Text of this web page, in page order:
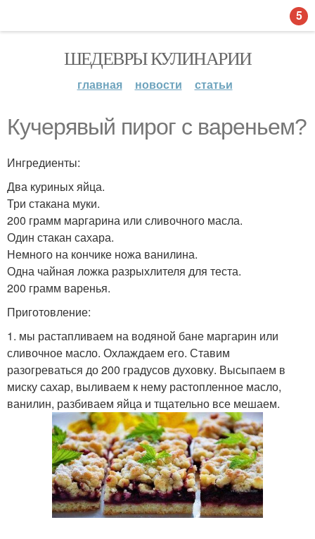
ШЕДЕВРЫ КУЛИНАРИИ
главная новости статьи
Кучерявый пирог с вареньем?
Ингредиенты:
Два куриных яйца.
Три стакана муки.
200 грамм маргарина или сливочного масла.
Один стакан сахара.
Немного на кончике ножа ванилина.
Одна чайная ложка разрыхлителя для теста.
200 грамм варенья.
Приготовление:
1. мы растапливаем на водяной бане маргарин или
сливочное масло. Охлаждаем его. Ставим
разогреваться до 200 градусов духовку. Высыпаем в
миску сахар, выливаем к нему растопленное масло,
ванилин, разбиваем яйца и тщательно все мешаем.
5